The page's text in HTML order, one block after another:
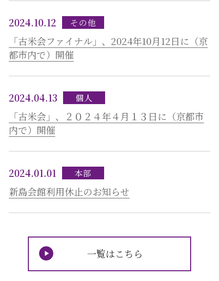
2024.10.12 その他
「古米会ファイナル」、2024年10月12日に（京
都市内で）開催
2024.04.13 個人
「古米会」、２０２４年４月１３日に（京都市
内で）開催
2024.01.01 本部
新島会館利用休止のお知らせ
一覧はこちら